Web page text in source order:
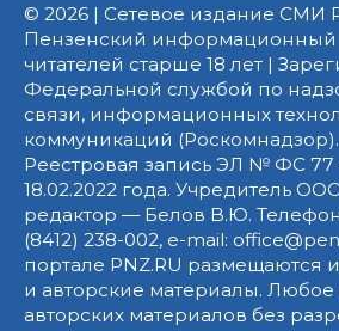
© 2026 | Сетевое издание СМИ
Пензенский информационный
читателей старше 18 лет |
Федеральной службой по
связи, информационных
коммуникаций (Роскомнадзор).
Реестровая запись ЭЛ № ФС 77
18.02.2022 года. Учредитель
редактор — Белов В.Ю.
(8412) 238-002, e-mail:
портале PNZ.RU
и авторские материалы. Любое
авторских материалов без